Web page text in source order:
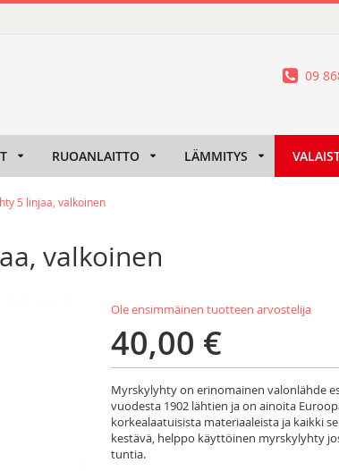
09
RUOANLAITTO LÄMMITYS
5 linjaa, valkoinen
valkoinen
Ole ensimmäinen tuotteen arvostelija
40,00 €
Myrskylyhty on erinomainen valonlähde
vuodesta 1902 lähtien ja on ainoita
korkealaatuisista materiaaleista ja kaikki
kestävä, helppo käyttöinen myrskylyhty
tuntia.